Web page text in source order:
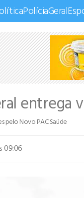
PolíciaGeral
entrega
pelo Novo PAC Saúde
09:06